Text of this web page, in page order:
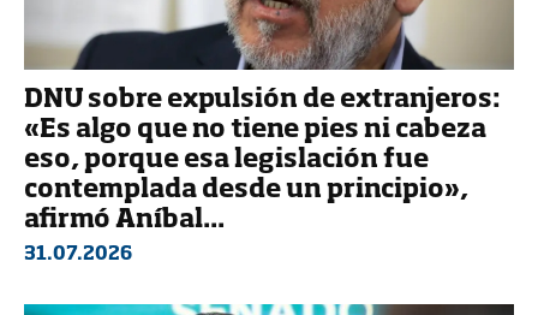
DNU sobre expulsión de extranjeros:
«Es algo que no tiene pies ni cabeza
eso, porque esa legislación fue
contemplada desde un principio»,
afirmó Aníbal...
31.07.2026